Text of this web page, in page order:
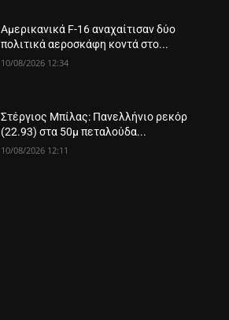
Αμερικανικά F-16 αναχαίτισαν δύο
πολιτικά αεροσκάφη κοντά στο...
10/08/2026 12:34
Στέργιος Μπίλας: Πανελλήνιο ρεκόρ
(22.93) στα 50μ πεταλούδα...
10/08/2026 12:11